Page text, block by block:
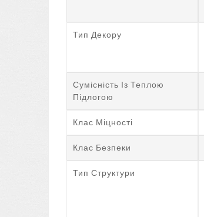
Тип Декору
Сумісність Із Теплою
Підлогою
Клас Міцності
Клас Безпеки
Тип Структури